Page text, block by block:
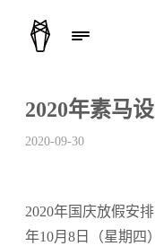
2020年素马
2020-09-30
2020年国庆放假安
年10月8日（星期四